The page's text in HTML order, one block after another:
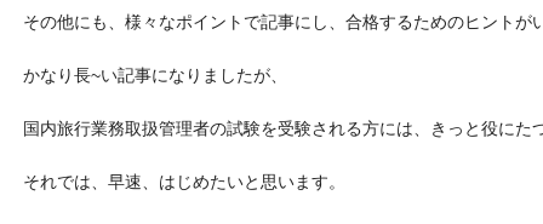
その他にも、様々なポイントで記事にし、合格するためのヒントが
かなり長~い記事になりましたが、
国内旅行業務取扱管理者の試験を受験される方には、きっと役にた
それでは、早速、はじめたいと思います。